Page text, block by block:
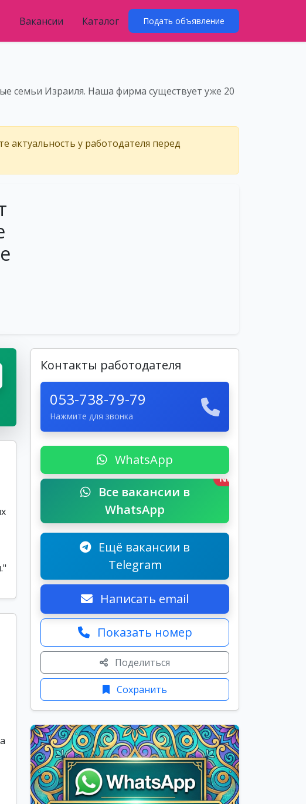
Вакансии Каталог Подать объявление
семьи Израиля. Наша фирма существует уже 20
актуальность у работодателя перед
Контакты работодателя
053-738-79-79
Нажмите для звонка
WhatsApp
Все вакансии в
WhatsApp
New
Ещё вакансии в
Telegram
Написать email
Показать номер
Поделиться
Сохранить